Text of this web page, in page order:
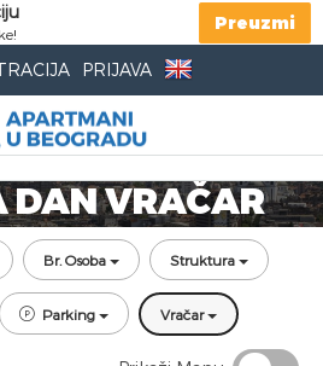
Preuzmi
PRIJAVA
DAN VRAČAR
Br. Osoba Struktura
Parking Vračar